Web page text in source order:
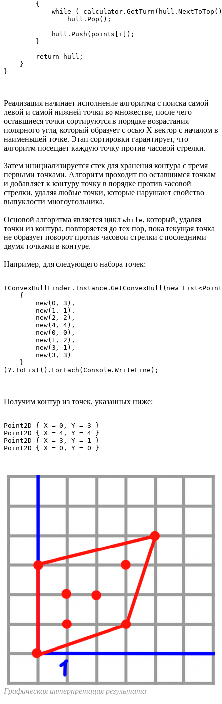
        {
while
                hull.Pop();
            hull.Push(points[i]);
        }
        return hull;
    }
Реализация начинает исполнение алгоритма с поиска самой
левой и самой нижней точки во множестве, после чего
оставшиеся точки сортируются в порядке возрастания
полярного угла, который образует с осью X вектор с началом в
наименьшей точке. Этап сортировки гарантирует, что
алгоритм посещает каждую точку против часовой стрелки.
Затем инициализируется стек для хранения контура с тремя
первыми точками. Алгоритм проходит по оставшимся точкам
и добавляет к контуру точку в порядке против часовой
стрелки, удаляя любые точки, которые нарушают свойство
выпуклости многоугольника.
Основой алгоритма является цикл while, который, удаляя
точки из контура, повторяется до тех пор, пока текущая точка
не образует поворот против часовой стрелки с последними
двумя точками в контуре.
Например, для следующего набора точек:
IConvexHullFinder.Instance.GetConvexHull(new
    {
        new(0, 3),
        new(1, 1),
        new(2, 2),
        new(4, 4),
        new(0, 0),
        new(1, 2),
        new(3, 1),
        new(3, 3)
    }
Получим контур из точек, указанных ниже:
Point2D { X = 0, Y = 3 }
Point2D { X = 4, Y = 4 }
Point2D { X = 3, Y = 1 }
Графическая интерпретация результата